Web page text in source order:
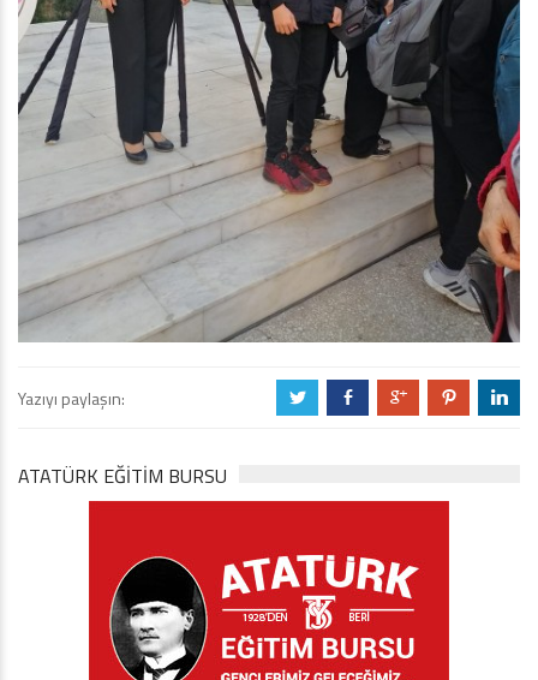
Yazıyı paylaşın: a b c d j
ATATÜRK EĞITIM BURSU